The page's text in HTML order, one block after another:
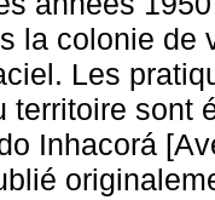
la colonie de
Les
territoire sont
Inhacorá